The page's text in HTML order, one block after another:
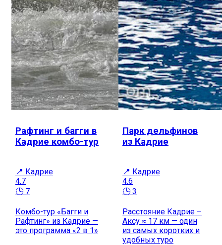
Рафтинг и багги в
Кадрие комбо-тур
📍 Кадрие
4.7
🕒 7
Комбо-тур «Багги и
Рафтинг» из Кадрие —
это программа «2 в 1»
Парк дельфинов
из Кадрие
📍 Кадрие
4.6
🕒 3
Расстояние Кадрие –
Аксу ≈ 17 км — один
из самых коротких и
удобных туро